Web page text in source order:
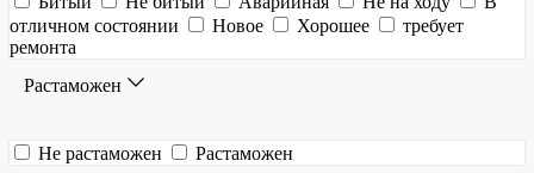
отличном состоянии
Новое Хорошее
требует
ремонта
Растаможен
Не растаможен
Растаможен